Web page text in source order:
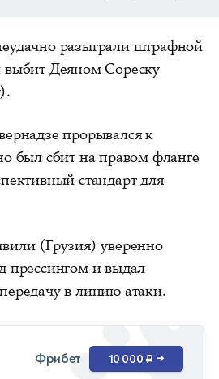
разыграли штрафной
Деяном Сореску
прорывался к
был сбит на правом фланге
стандарт для
(Грузия) уверенно
прессингом и выдал
в линию атаки.
Фрибет 10 000 ₽ →